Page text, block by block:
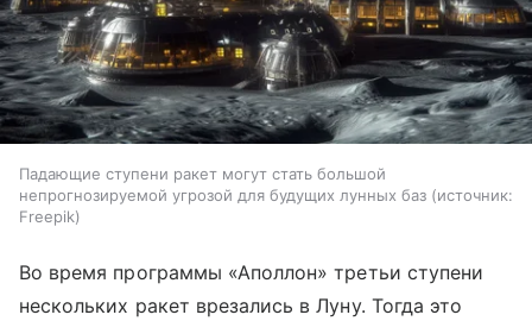
Падающие ступени ракет могут стать большой
непрогнозируемой угрозой для будущих лунных баз
источник:
Freepik
Во время программы «Аполлон» третьи ступени
нескольких ракет врезались в Луну. Тогда это